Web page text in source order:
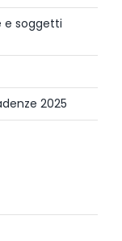
e soggetti
2025